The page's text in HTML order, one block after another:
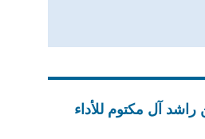
آل مكتوم للأداء